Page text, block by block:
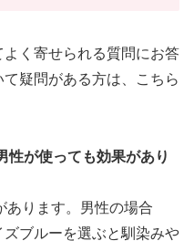
く寄せられる質問にお答
疑問がある方は、こちら
性が使っても効果があり
あります。男性の場合
ブルーを選ぶと馴染みや